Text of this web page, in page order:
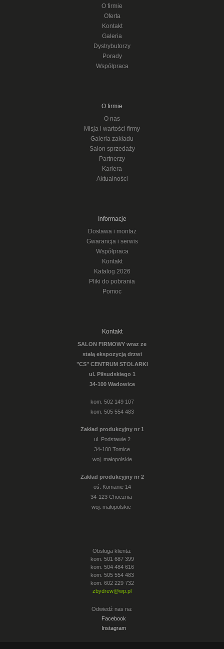
O firmie
Oferta
Kontakt
Galeria
Dystrybutorzy
Porady
Współpraca
O firmie
O nas
Misja i wartości firmy
Galeria zakładu
Salon sprzedaży
Partnerzy
Kariera
Aktualności
Informacje
Dostawa i montaż
Gwarancja i serwis
Współpraca
Kontakt
Katalog 2026
Pliki do pobrania
Pomoc
Kontakt
SALON FIRMOWY wraz ze
stałą ekspozycją drzwi
"CS" CENTRUM STOLARKI
ul. Piłsudskiego 1
34-100 Wadowice
kom. 502 149 107
kom. 505 554 483
Zakład produkcyjny nr 1
ul. Podstawie 2
34-100 Tomice
woj. małopolskie
Zakład produkcyjny nr 2
oś. Komanie 14
34-123 Chocznia
woj. małopolskie
Obsługa klienta:
kom. 501 687 399
kom. 504 484 616
kom. 505 554 483
kom. 602 229 732
zbydrew@wp.pl
Odwiedź nas na:
Facebook
Instagram